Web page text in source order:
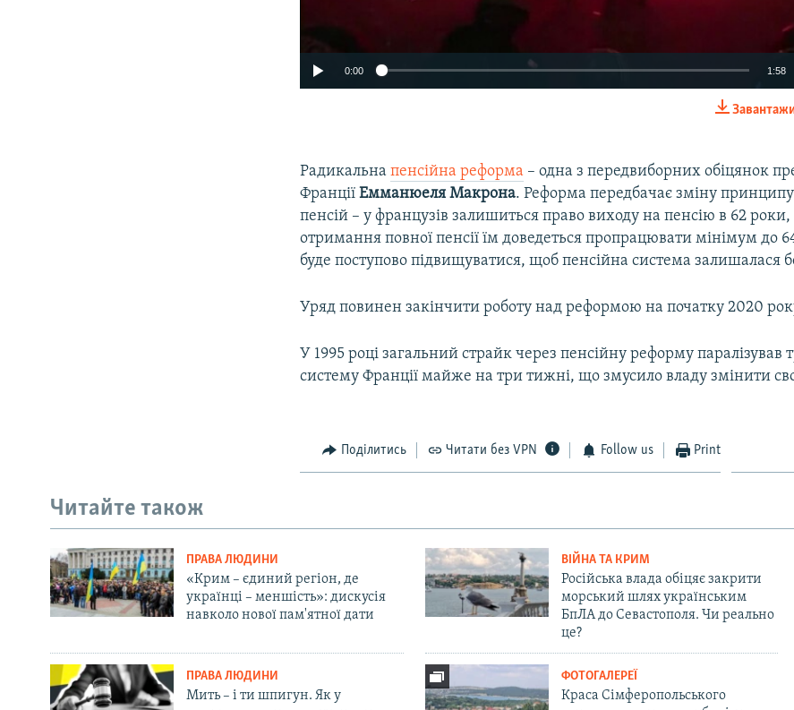
0:00 1:58
Радикальнапенсійна реформа – одна з передвиборних обіцянок
ФранціїЕмманюеля Макрона. Реформа передбачає зміну
пенсій – у французів залишиться право виходу на пенсію в 62 роки,
отримання повної пенсії їм доведеться пропрацювати мінімум до
буде поступово підвищуватися, щоб пенсійна система залишалася
Уряд повинен закінчити роботу над реформою на початку 2020
У 1995 році загальний страйк через пенсійну реформу паралізував
систему Франції майже на три тижні, що змусило владу змінити
Поділитись Читати без VPN Follow us Print
Читайте також
ПРАВА ЛЮДИНИ
«Крим – єдиний регіон, де
українці – меншість»: дискусія
навколо нової пам'ятної дати
ВІЙНА ТА КРИМ
Російська влада обіцяє закрити
морський шлях українським
БпЛА до Севастополя. Чи реально
це?
ПРАВА ЛЮДИНИ
Мить – і ти шпигун. Як у
ФОТОГАЛЕРЕЇ
Краса Сімферопольського